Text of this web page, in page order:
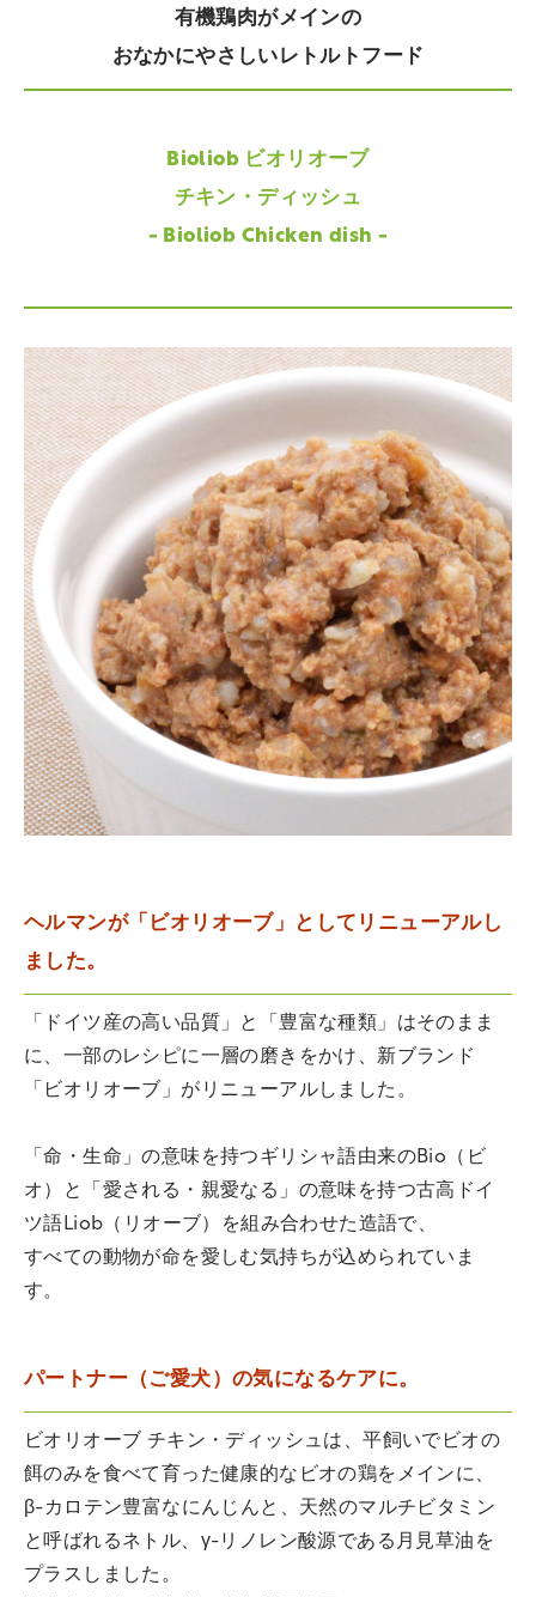
有機鶏肉がメインの
おなかにやさしいレトルトフード
Bioliob ビオリオーブ
チキン・ディッシュ
- Bioliob Chicken dish -
ヘルマンが「ビオリオーブ」としてリニューアルし
ました。
「ドイツ産の高い品質」と「豊富な種類」はそのまま
に、一部のレシピに一層の磨きをかけ、新ブランド
「ビオリオーブ」がリニューアルしました。
「命・生命」の意味を持つギリシャ語由来のBio（ビ
オ）と「愛される・親愛なる」の意味を持つ古高ドイ
ツ語Liob（リオーブ）を組み合わせた造語で、
すべての動物が命を愛しむ気持ちが込められていま
す。
パートナー（ご愛犬）の気になるケアに。
ビオリオーブ チキン・ディッシュは、平飼いでビオの
餌のみを食べて育った健康的なビオの鶏をメインに、
β-カロテン豊富なにんじんと、天然のマルチビタミン
と呼ばれるネトル、γ-リノレン酸源である月見草油を
プラスしました。